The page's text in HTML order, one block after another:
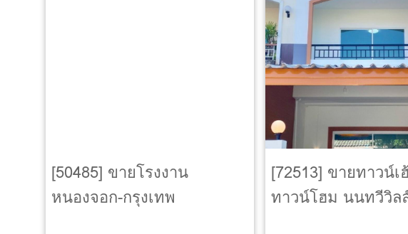
[50485] ขายโรงงาน
หนองจอก-กรุงเทพ
[72513] ขายทาวน์เ
ทาวน์โฮม นนทวีวิล